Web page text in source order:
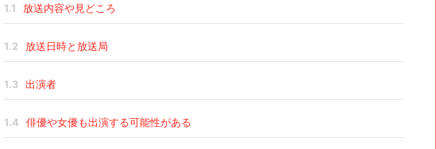
1.1 放送内容や見どころ
1.2 放送日時と放送局
1.3 出演者
1.4 俳優や女優も出演する可能性がある